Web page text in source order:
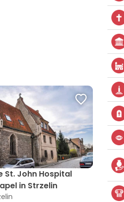
St. John Hospital
in Strzelin